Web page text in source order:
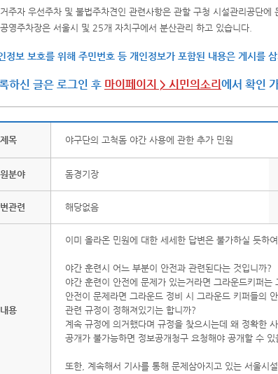
거주자 우선주차 및 불법주차견인 관련사항은 관할 구청 시설관리공단에
공영주차장은 서울시 및 25개 자치구에서 분산관리 하고 있습니다.
정보 보호를 위해 주민번호 등 개인정보가 포함된 내용은 게시를
하신 글은 로그인 후 마이페이지 > 시민의소리 에서 확인
제목 야구단의 고척돔 야간 사용에 관한 추가 민원
분야 돔경기장
관련 해당없음
내용
이미 올라온 민원에 대한 세세한 답변은 불가하실 듯하
야간 훈련시 어느 부분이 안전과 관련된다는 것입니까?
야간 훈련이 안전에 문제가 있는거라면 그라운드키퍼
안전이 문제라면 그라운드 정비 시 그라운드 키퍼들의
관련 규정이 정해져있기는 합니까?
계속 규정에 의거했다며 규정을 찾으시는데 왜 정확한
공개가 불가능하면 정보공개청구 요청해야 공개할 수 있
또한, 계속해서 기사를 통해 문제삼아지고 있는 서울시